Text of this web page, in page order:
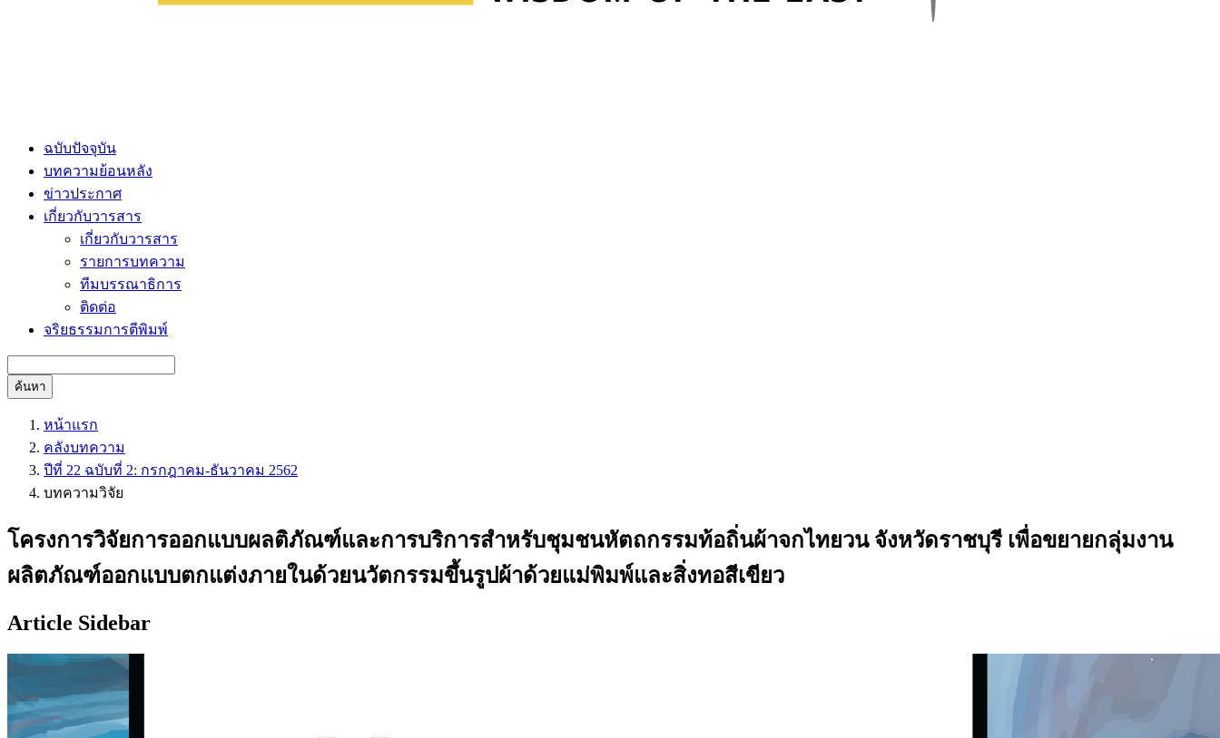
ฉบับปัจจุบัน
บทความย้อนหลัง
ข่าวประกาศ
เกี่ยวกับวารสาร
เกี่ยวกับวารสาร
รายการบทความ
ทีมบรรณาธิการ
ติดต่อ
จริยธรรมการตีพิมพ์
ค้นหา
หน้าแรก
คลังบทความ
ปีที่ 22 ฉบับที่ 2: กรกฎาคม-ธันวาคม 2562
บทความวิจัย
โครงการวิจัยการออกแบบผลติภัณฑ์และการบริการสำหรับชุมชนหัตถกรรมท้อถิ่นผ้าจกไทยวน จังหวัดราชบุรี เพื่อขยายกลุ่มงาน
ผลิตภัณฑ์ออกแบบตกแต่งภายในด้วยนวัตกรรมขึ้นรูปผ้าด้วยแม่พิมพ์และสิ่งทอสีเขียว
Article Sidebar